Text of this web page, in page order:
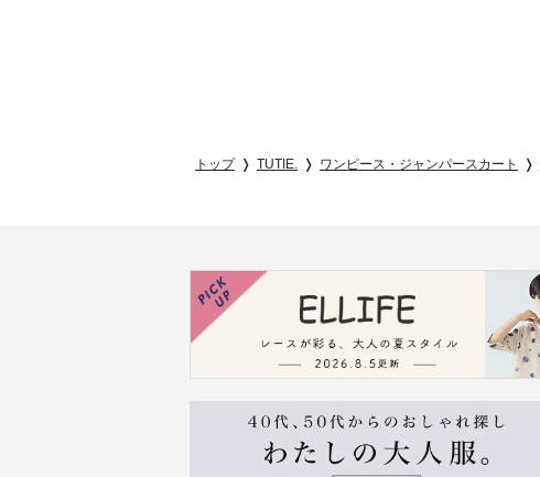
トップ TUTIE. ワンピース・ジャンパースカート